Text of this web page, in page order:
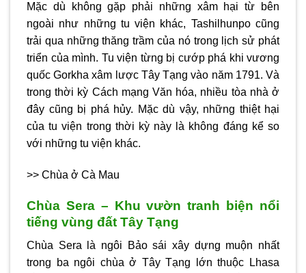
Mặc dù không gặp phải những xâm hại từ bên
ngoài như những tu viện khác, Tashilhunpo cũng
trải qua những thăng trầm của nó trong lịch sử phát
triển của mình. Tu viện từng bị cướp phá khi vương
quốc Gorkha xâm lược Tây Tạng vào năm 1791. Và
trong thời kỳ Cách mạng Văn hóa, nhiều tòa nhà ở
đây cũng bị phá hủy. Mặc dù vậy, những thiệt hại
của tu viện trong thời kỳ này là không đáng kể so
với những tu viện khác.
>> Chùa ở Cà Mau
Chùa Sera – Khu vườn tranh biện nổi
tiếng vùng đất Tây Tạng
Chùa Sera là ngôi Bảo sái xây dựng muộn nhất
trong ba ngôi chùa ở Tây Tạng lớn thuộc Lhasa